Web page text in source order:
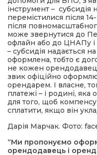
інструмент – субсидія
перемістилися після
після
може звернутися до
офлайн або до ЦНАПу і
– субсидія надається
оформлена, тобто є
не кожен
звик офіційно
орендарем. І власне,
платежі – і родині,
для того, щоб
сплатити, якщо він
Дарія Марчак. Фото:
“Ми пропонуємо
орендодавець і